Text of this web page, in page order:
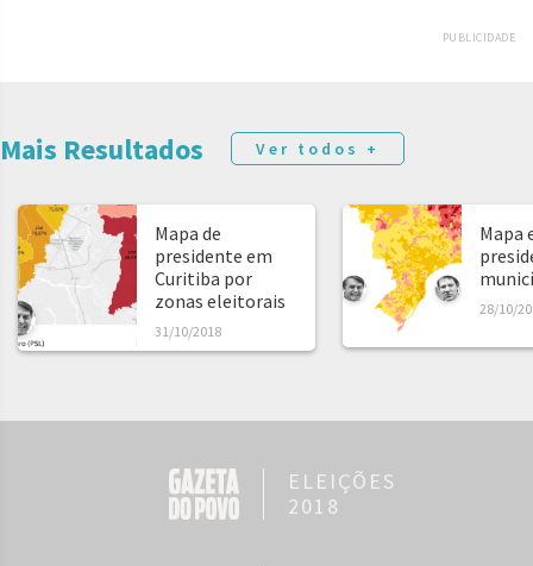
PUBLICIDADE
Mais Resultados Ver todos +
Mapa de
presidente em
Curitiba por
zonas eleitorais
31/10/2018
Mapa
28/10/
ELEIÇÕES
2018